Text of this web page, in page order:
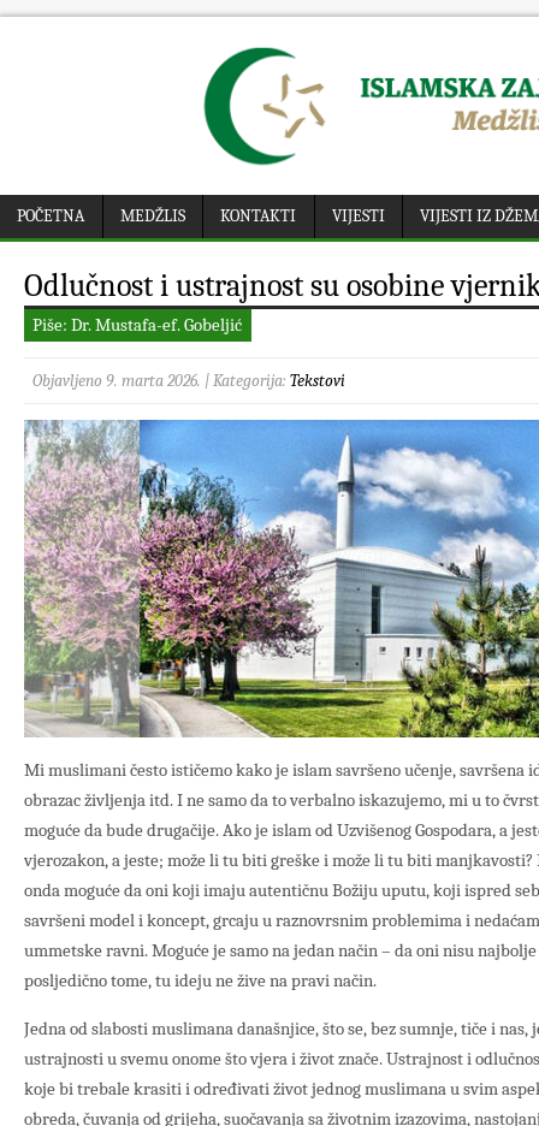
POČETNA MEDŽLIS KONTAKTI VIJESTI VIJESTI IZ
Odlučnost i ustrajnost su osobine
Piše: Dr. Mustafa-ef. Gobeljić
Objavljeno 9. marta 2026. | Kategorija: Tekstovi
Mi muslimani često ističemo kako je islam savršeno učenje, savršena
obrazac življenja itd. I ne samo da to verbalno iskazujemo, mi u to
moguće da bude drugačije. Ako je islam od Uzvišenog Gospodara, a
vjerozakon, a jeste; može li tu biti greške i može li tu biti manjkavosti?
onda moguće da oni koji imaju autentičnu Božiju uputu, koji ispred
savršeni model i koncept, grcaju u raznovrsnim problemima i
ummetske ravni. Moguće je samo na jedan način – da oni nisu
posljedično tome, tu ideju ne žive na pravi način.
Jedna od slabosti muslimana današnjice, što se, bez sumnje, tiče i
ustrajnosti u svemu onome što vjera i život znače. Ustrajnost i
koje bi trebale krasiti i određivati život jednog muslimana u svim
obreda, čuvanja od grijeha, suočavanja sa životnim izazovima,